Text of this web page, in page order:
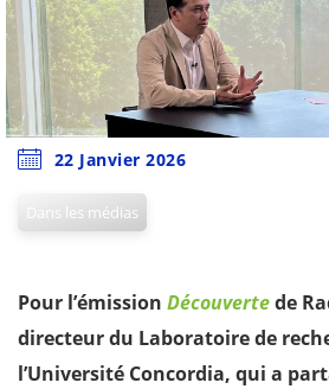
22 Janvier 2026
Dans les médias
Pour l’émission Découvertede
directeur du Laboratoire de
l’Université Concordia, qui a